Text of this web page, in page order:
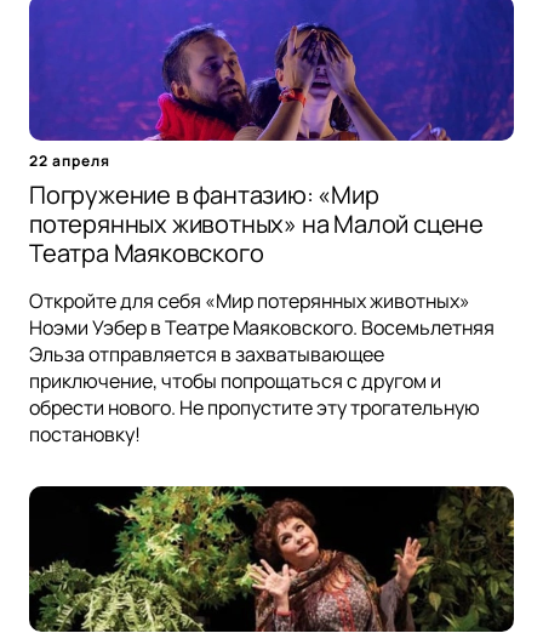
22 апреля
Погружение в фантазию: «Мир
потерянных животных» на Малой сцене
Театра Маяковского
Откройте для себя «Мир потерянных животных»
Ноэми Уэбер в Театре Маяковского. Восемьлетняя
Эльза отправляется в захватывающее
приключение, чтобы попрощаться с другом и
обрести нового. Не пропустите эту трогательную
постановку!